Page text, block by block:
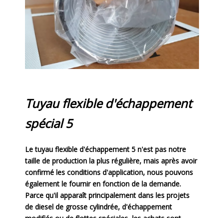
Tuyau flexible d'échappement
spécial 5
Le tuyau flexible d'échappement 5 n'est pas notre
taille de production la plus régulière, mais après avoir
confirmé les conditions d'application, nous pouvons
également le fournir en fonction de la demande.
Parce qu'il apparaît principalement dans les projets
de diesel de grosse cylindrée, d'échappement